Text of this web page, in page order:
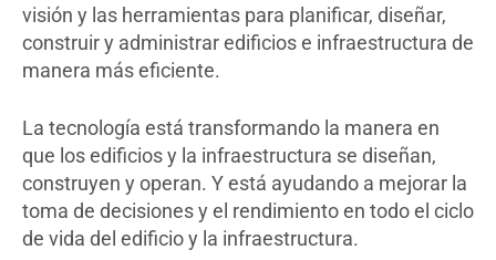
visión y las herramientas para planificar, diseñar,
construir y administrar edificios e infraestructura de
manera más eficiente.
La tecnología está transformando la manera en
que los edificios y la infraestructura se diseñan,
construyen y operan. Y está ayudando a mejorar la
toma de decisiones y el rendimiento en todo el ciclo
de vida del edificio y la infraestructura.